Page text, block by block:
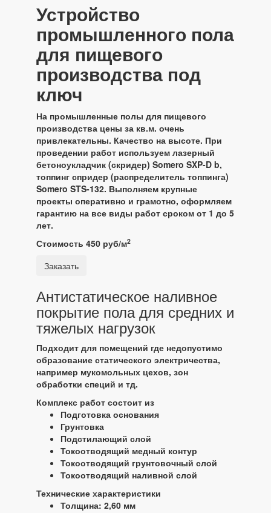
Устройство
промышленного пола
для пищевого
производства под
ключ
На промышленные полы для пищевого
производства цены за кв.м. очень
привлекательны. Качество на высоте. При
проведении работ используем лазерный
бетоноукладчик (скридер) Somero SXP-D b,
топпинг спридер (распределитель топпинга)
Somero STS-132. Выполняем крупные
проекты оперативно и грамотно, оформляем
гарантию на все виды работ сроком от 1 до 5
лет.
Стоимость 450 руб/м2
Заказать
Антистатическое наливное
покрытие пола для средних и
тяжелых нагрузок
Подходит для помещений где недопустимо
образование статического электричества,
например мукомольных цехов, зон
обработки специй и тд.
Комплекс работ состоит из
Подготовка основания
Грунтовка
Подстилающий слой
Токоотводящий медный контур
Токоотводящий грунтовочный слой
Токоотводящий наливной слой
Технические характеристики
Толщина: 2,60 мм